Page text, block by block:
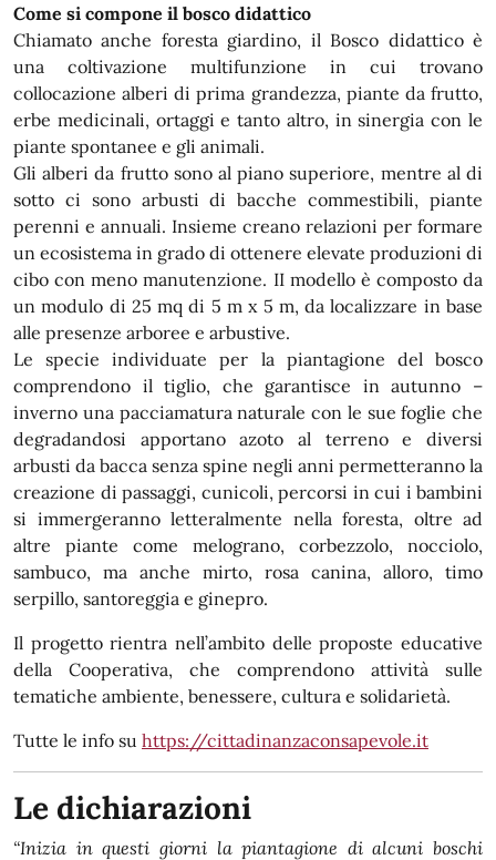
Come si compone il bosco didattico
Chiamato anche foresta giardino, il Bosco didattico è
una coltivazione multifunzione in cui trovano
collocazione alberi di prima grandezza, piante da frutto,
erbe medicinali, ortaggi e tanto altro, in sinergia con le
piante spontanee e gli animali.
Gli alberi da frutto sono al piano superiore, mentre al di
sotto ci sono arbusti di bacche commestibili, piante
perenni e annuali. Insieme creano relazioni per formare
un ecosistema in grado di ottenere elevate produzioni di
cibo con meno manutenzione. II modello è composto da
un modulo di 25 mq di 5 m x 5 m, da localizzare in base
alle presenze arboree e arbustive.
Le specie individuate per la piantagione del bosco
comprendono il tiglio, che garantisce in autunno –
inverno una pacciamatura naturale con le sue foglie che
degradandosi apportano azoto al terreno e diversi
arbusti da bacca senza spine negli anni permetteranno la
creazione di passaggi, cunicoli, percorsi in cui i bambini
si immergeranno letteralmente nella foresta, oltre ad
altre piante come melograno, corbezzolo, nocciolo,
sambuco, ma anche mirto, rosa canina, alloro, timo
serpillo, santoreggia e ginepro.
Il progetto rientra nell’ambito delle proposte educative
della Cooperativa, che comprendono attività sulle
tematiche ambiente, benessere, cultura e solidarietà.
Tutte le info su https://cittadinanzaconsapevole.it
Le dichiarazioni
“Inizia in questi giorni la piantagione di alcuni boschi